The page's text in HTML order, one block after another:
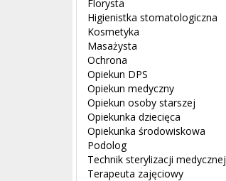
Florysta
Higienistka stomatologiczna
Kosmetyka
Masażysta
Ochrona
Opiekun DPS
Opiekun medyczny
Opiekun osoby starszej
Opiekunka dziecięca
Opiekunka środowiskowa
Podolog
Technik sterylizacji medycznej
Terapeuta zajęciowy